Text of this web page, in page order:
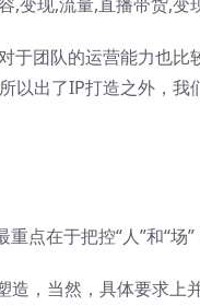
团队的运营能力也比
以出了IP打造之外，
点在于把控“人”和“场”
造，当然，具体要求上